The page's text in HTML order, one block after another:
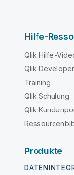
Hilfe-
Qlik Hilfe-
Qlik Developer
Training
Qlik Schulung
Qlik
Produkte